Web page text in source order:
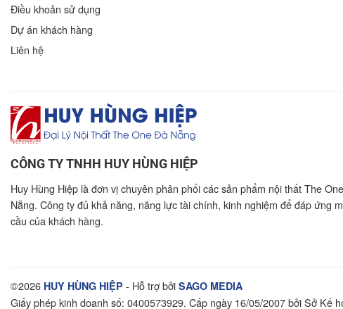
Điều khoản sử dụng
Dự án khách hàng
Liên hệ
CÔNG TY TNHH HUY HÙNG HIỆP
Huy Hùng Hiệp là đơn vị chuyên phân phối các sản phẩm nội thất The
Nẵng. Công ty đủ khả năng, năng lực tài chính, kinh nghiệm để đáp ứng
cầu của khách hàng.
©2026 HUY HÙNG HIỆP - Hỗ trợ bởi SAGO MEDIA
Giấy phép kinh doanh số: 0400573929. Cấp ngày 16/05/2007 bởi Sở Kế